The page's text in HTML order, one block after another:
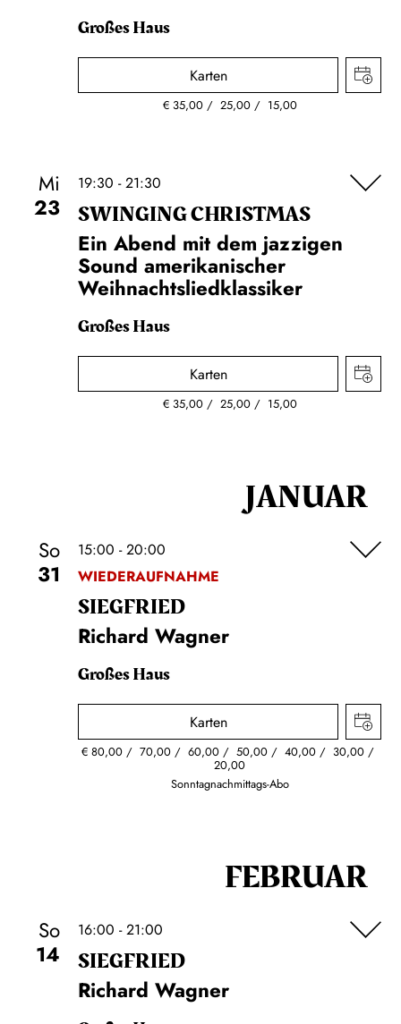
Großes Haus
Karten
€ 35,00 25,00 15,00
Mi
23
19:30 - 21:30
SWINGING CHRIST­MAS
Ein Abend mit dem jazzigen
Sound amerikanischer
Weihnachtsliedklassiker
Großes Haus
Karten
€ 35,00 25,00 15,00
JANUAR
So
31
15:00 - 20:00
WIEDERAUFNAHME
SIEG­FRIED
Richard Wagner
Großes Haus
Karten
€80,00 70,00 60,00 50,00 40,00 30,00
20,00
Sonntagnachmittags-Abo
FEBRUAR
So
14
16:00 - 21:00
SIEG­FRIED
Richard Wagner